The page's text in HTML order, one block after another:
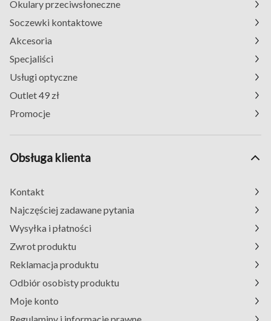
Okulary przeciwsłoneczne
Soczewki kontaktowe
Akcesoria
Specjaliści
Usługi optyczne
Outlet 49 zł
Promocje
Obsługa klienta
Kontakt
Najczęściej zadawane pytania
Wysyłka i płatności
Zwrot produktu
Reklamacja produktu
Odbiór osobisty produktu
Moje konto